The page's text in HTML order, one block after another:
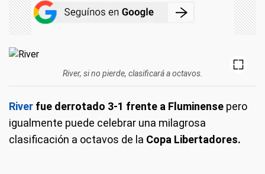
River, si no pierde, clasificará a octavos.
River fue derrotado 3-1 frente a Fluminense pero
igualmente puede celebrar una milagrosa
clasificación a octavos de la Copa Libertadores.